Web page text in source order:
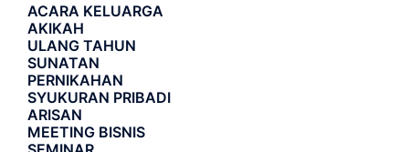
ACARA KELUARGA
AKIKAH
ULANG TAHUN
SUNATAN
PERNIKAHAN
SYUKURAN PRIBADI
ARISAN
MEETING BISNIS